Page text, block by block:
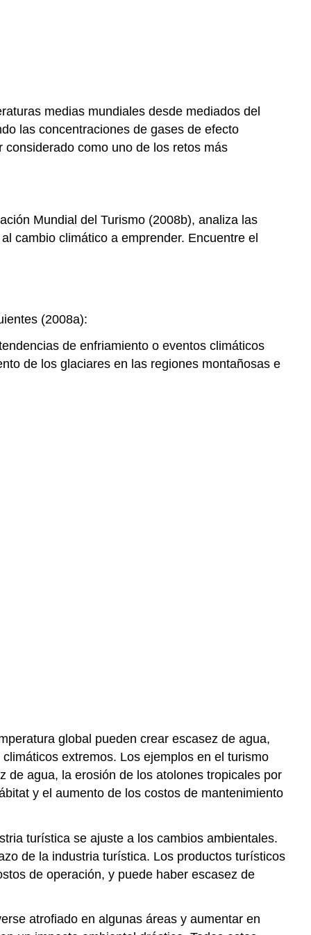
medias mundiales desde mediados del
las concentraciones de gases de efecto
como uno de los retos más
Mundial del Turismo (2008b), analiza las
cambio climático a emprender. Encuentre el
(2008a):
de enfriamiento o eventos climáticos
de los glaciares en las regiones montañosas e
global pueden crear escasez de agua,
extremos. Los ejemplos en el turismo
de agua, la erosión de los atolones tropicales por
y el aumento de los costos de mantenimiento
turística se ajuste a los cambios ambientales.
de la industria turística. Los productos turísticos
de operación, y puede haber escasez de
atrofiado en algunas áreas y aumentar en